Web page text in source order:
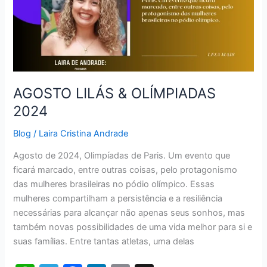
AGOSTO LILÁS & OLÍMPIADAS
2024
Blog / Laira Cristina Andrade
Agosto de 2024, Olimpíadas de Paris. Um evento que
ficará marcado, entre outras coisas, pelo protagonismo
das mulheres brasileiras no pódio olímpico. Essas
mulheres compartilham a persistência e a resiliência
necessárias para alcançar não apenas seus sonhos, mas
também novas possibilidades de uma vida melhor para si e
suas famílias. Entre tantas atletas, uma delas
2024